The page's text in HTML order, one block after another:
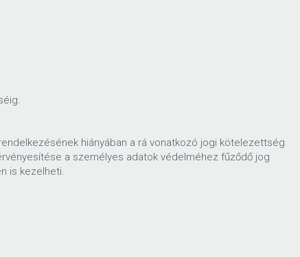
hiányában a rá vonatkozó jogi kötelezettség
a személyes adatok védelméhez fűződő jog
is kezelheti.